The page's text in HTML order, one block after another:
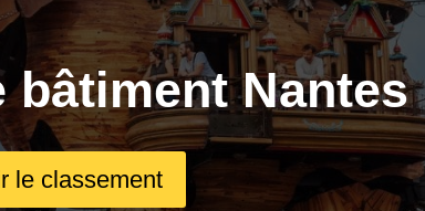
bâtiment Nantes
le classement